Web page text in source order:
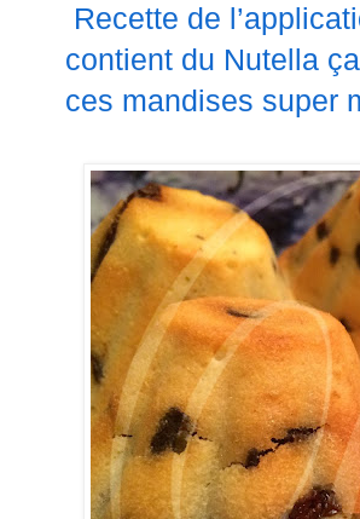
Recette de
contient du Nutella
ces mandises super